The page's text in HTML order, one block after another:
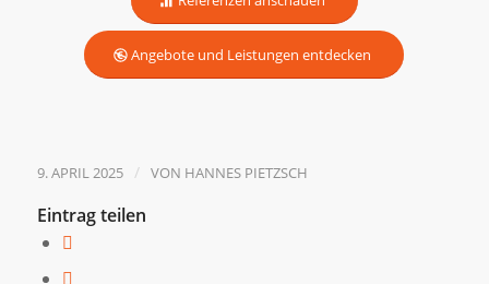
Angebote und Leistungen entdecken
9. APRIL 2025 / VON HANNES PIETZSCH
Eintrag teilen